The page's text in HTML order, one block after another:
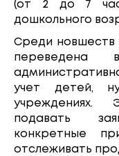
(от 2 до 7
дошкольного
Среди новшеств
переведена
учет детей,
учреждениях.
подавать
конкретные
отслеживать